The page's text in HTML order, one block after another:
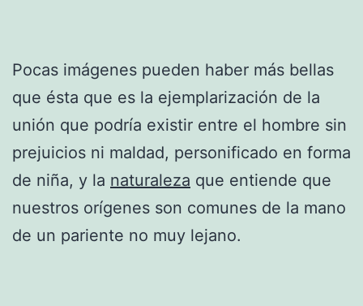
Pocas imágenes pueden haber más bellas
que ésta que es la ejemplarización de la
unión que podría existir entre el hombre sin
prejuicios ni maldad, personificado en forma
de niña, y la naturaleza que entiende que
nuestros orígenes son comunes de la mano
de un pariente no muy lejano.